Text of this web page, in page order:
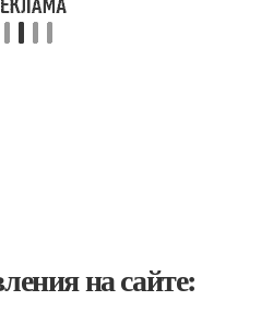
на сайте: